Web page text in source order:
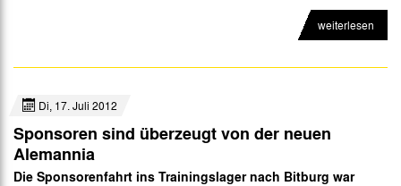
weiterlesen
Di, 17. Juli 2012
Sponsoren sind überzeugt von der neuen
Alemannia
Die Sponsorenfahrt ins Trainingslager nach Bitburg war